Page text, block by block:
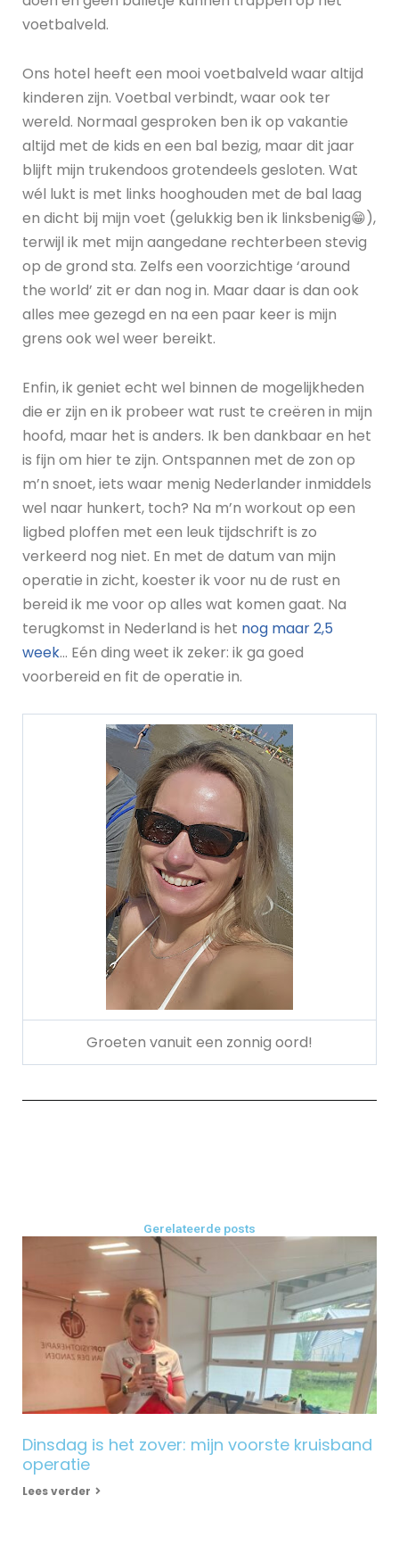
voetbalveld.
Ons hotel heeft een mooi voetbalveld waar altijd
kinderen zijn. Voetbal verbindt, waar ook ter
wereld. Normaal gesproken ben ik op vakantie
altijd met de kids en een bal bezig, maar dit jaar
blijft mijn trukendoos grotendeels gesloten. Wat
wél lukt is met links hooghouden met de bal laag
en dicht bij mijn voet (gelukkig ben ik linksbenig😁),
terwijl ik met mijn aangedane rechterbeen stevig
op de grond sta. Zelfs een voorzichtige ‘around
the world’ zit er dan nog in. Maar daar is dan ook
alles mee gezegd en na een paar keer is mijn
grens ook wel weer bereikt.
Enfin, ik geniet echt wel binnen de mogelijkheden
die er zijn en ik probeer wat rust te creëren in mijn
hoofd, maar het is anders. Ik ben dankbaar en het
is fijn om hier te zijn. Ontspannen met de zon op
m’n snoet, iets waar menig Nederlander inmiddels
wel naar hunkert, toch? Na m’n workout op een
ligbed ploffen met een leuk tijdschrift is zo
verkeerd nog niet. En met de datum van mijn
operatie in zicht, koester ik voor nu de rust en
bereid ik me voor op alles wat komen gaat. Na
terugkomst in Nederland is het nog maar 2,5
week… Eén ding weet ik zeker: ik ga goed
voorbereid en fit de operatie in.
Groeten vanuit een zonnig oord!
Gerelateerde posts
Dinsdag is het zover: mijn voorste kruisband
operatie
Lees verder